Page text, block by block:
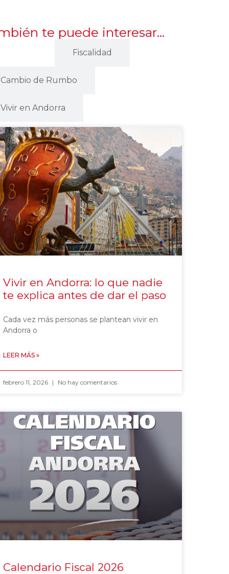
te puede interesar...
Fiscalidad
Cambio de Rumbo
Vivir en Andorra
Vivir en Andorra: lo que nadie
te explica antes de dar el paso
Cada vez más personas se plantean vivir en
Andorra o
LEER MÁS »
febrero 11, 2026 No hay comentarios
Calendario Fiscal 2026